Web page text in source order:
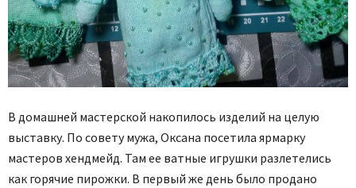
В домашней мастерской накопилось изделий на целую
выставку. По совету мужа, Оксана посетила ярмарку
мастеров хендмейд. Там ее ватные игрушки разлетелись
как горячие пирожки. В первый же день было продано